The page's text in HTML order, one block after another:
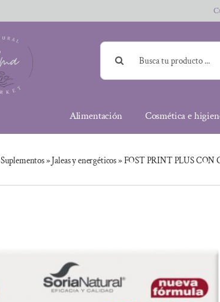
Buscar:
Alimentación Cosmética e
Suplementos»Jaleas y energéticos»FOST PRINT PLUS CON